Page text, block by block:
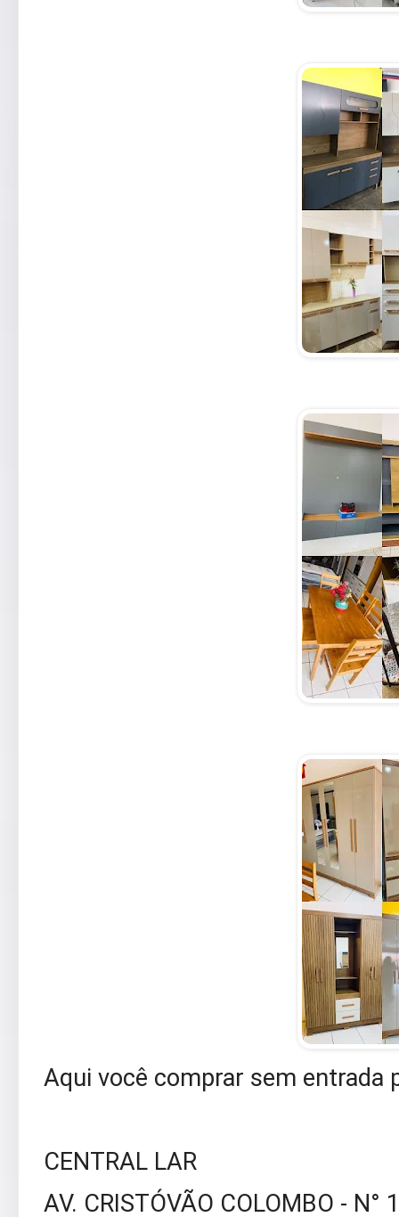
Aqui você comprar sem entrada
CENTRAL LAR
AV. CRISTÓVÃO COLOMBO - N°